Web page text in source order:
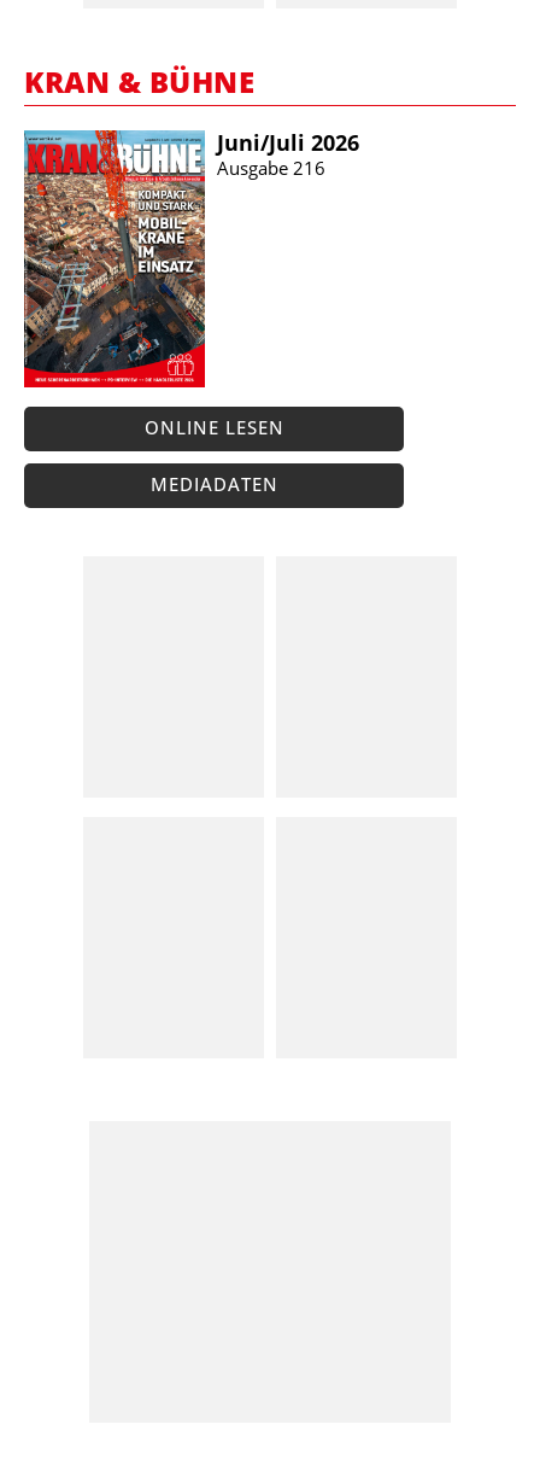
KRAN & BÜHNE
Juni/​Juli 2026
Ausgabe 216
ONLINE LESEN
MEDIADATEN